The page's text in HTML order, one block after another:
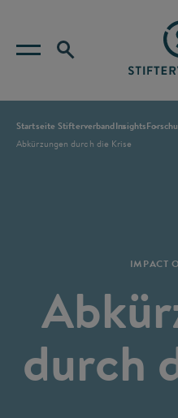
Startseite StifterverbandInsights
Abkürzungen durch die Krise
IMPACT
durch